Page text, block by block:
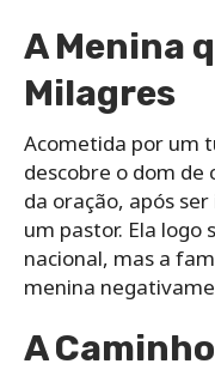
A Menina
Milagres
Acometida por um
descobre o dom de
da oração, após
um pastor. Ela logo
nacional, mas a
menina
A